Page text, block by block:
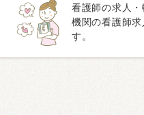
看護師の求人
機関の看護師
す。